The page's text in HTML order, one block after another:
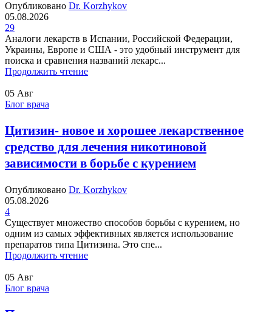
Опубликовано Dr. Korzhykov
05.08.2026
29
Аналоги лекарств в Испании, Российской Федерации,
Украины, Европе и США - это удобный инструмент для
поиска и сравнения названий лекарс...
Продолжить чтение
05 Авг
Блог врача
Цитизин- новое и хорошее лекарственное
средство для лечения никотиновой
зависимости в борьбе с курением
Опубликовано Dr. Korzhykov
05.08.2026
4
Существует множество способов борьбы с курением, но
одним из самых эффективных является использование
препаратов типа Цитизина. Это спе...
Продолжить чтение
05 Авг
Блог врача